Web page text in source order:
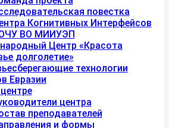
повестка
Когнитивных Интерфейсов
ВО МИИУЭП
Центр «Красота
долголетие»
технологии
Евразии
центра
преподавателей
и формы